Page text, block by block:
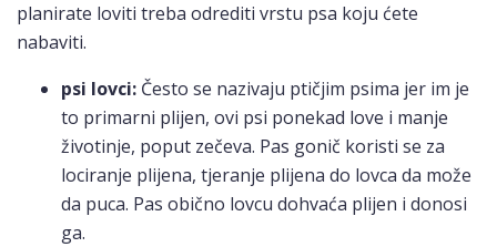
planirate loviti treba odrediti vrstu psa koju ćete
nabaviti.
psi lovci: Često se nazivaju ptičjim psima jer im je
to primarni plijen, ovi psi ponekad love i manje
životinje, poput zečeva. Pas gonič koristi se za
lociranje plijena, tjeranje plijena do lovca da može
da puca. Pas obično lovcu dohvaća plijen i donosi
ga.